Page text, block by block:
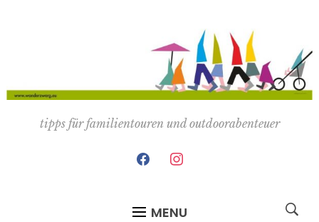
tipps für familientouren und outdoorabenteuer
facebookinstagram
MENU